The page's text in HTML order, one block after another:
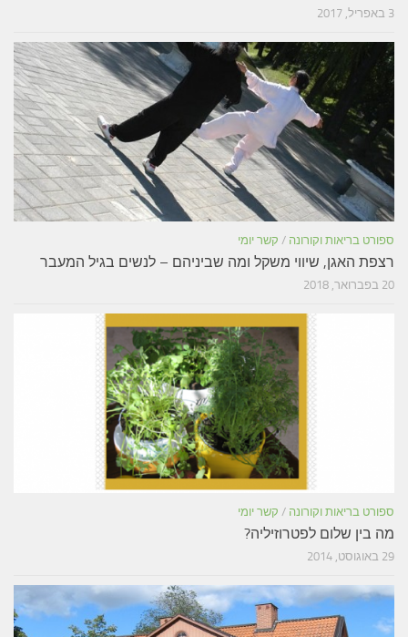
3 באפריל, 2017
ספורט בריאות וקורונה / קשר יומי
רצפת האגן, שיווי משקל ומה שביניהם – לנשים בגיל המעבר
20 בפברואר, 2018
ספורט בריאות וקורונה / קשר יומי
מה בין שלום לפטרוזיליה?
29 באוגוסט, 2014